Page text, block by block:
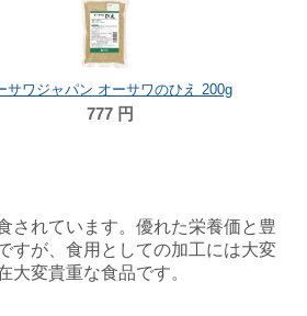
ャパン オーサワのひえ 200g
円
されています。優れた栄養価と豊
すが、食用としての加工には大変
大変貴重な食品です。